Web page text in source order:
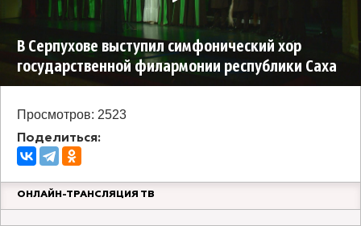
В Серпухове выступил симфонический хор
государственной филармонии республики Саха
Просмотров: 2523
Поделиться:
ОНЛАЙН-ТРАНСЛЯЦИЯ ТВ